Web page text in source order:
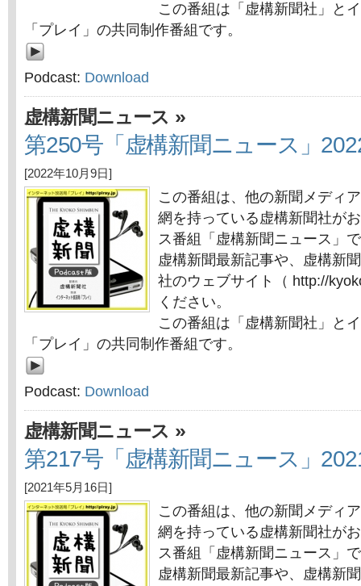
この番組は「虚構新聞社」と
「プレイ」の共同制作番組です。
Podcast: Download
虚構新聞ニュース »
第250号「虚構新聞ニュース」
[2022年10月9日]
この番組は、他の新聞メディ
網を持っている虚構新聞社が
ス番組「虚構新聞ニュース」
虚構新聞最新記事や、虚構新
社のウェブサイト（ http://
ください。
この番組は「虚構新聞社」と
「プレイ」の共同制作番組です。
Podcast: Download
虚構新聞ニュース »
第217号「虚構新聞ニュース」
[2021年5月16日]
この番組は、他の新聞メディ
網を持っている虚構新聞社が
ス番組「虚構新聞ニュース」
虚構新聞最新記事や、虚構新